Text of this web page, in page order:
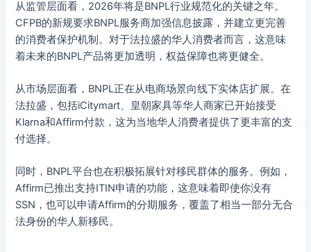
从监管层面看，2026年将是BNPL行业规范化的关键之年。
CFPB的新规要求BNPL服务商加强信息披露，并建立更完善
的消费者保护机制。对于法拉盛的华人消费者而言，这意味
着未来的BNPL产品将更加透明，权益保障也将更健全。
从市场层面看，BNPL正在从电商场景向线下实体店扩展。在
法拉盛，包括iCitymart、皇朝家具等华人商家已开始接受
Klarna和Affirm付款，这为当地华人消费者提供了更丰富的支
付选择。
同时，BNPL平台也在积极拓展针对移民群体的服务。例如，
Affirm已推出支持ITIN申请的功能，这意味着即使你没有
SSN，也可以申请Affirm的分期服务，覆盖了相当一部分无合
法身份的华人新移民。